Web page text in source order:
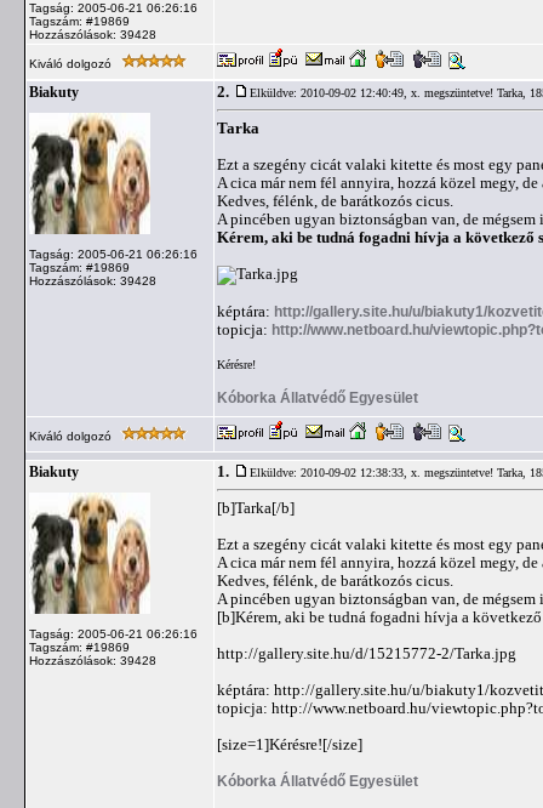
Tagság: 2005-06-21 06:26:16
Tagszám: #19869
Hozzászólások: 39428
Kiváló dolgozó
Biakuty
Tagság: 2005-06-21 06:26:16
Tagszám: #19869
Hozzászólások: 39428
2. Elküldve: 2010-09-02 12:40:49, x. megszüntetve! Tarka,
Tarka
Ezt a szegény cicát valaki kitette és most egy
A cica már nem fél annyira, hozzá közel megy,
Kedves, félénk, de barátkozós cicus.
A pincében ugyan biztonságban van, de mégsem
Kérem, aki be tudná fogadni hívja a következő
képtára: http://gallery.site.hu/u/biakuty1/
topicja: http://www.netboard.hu/
Kérésre!
Kóborka Állatvédő Egyesület
Kiváló dolgozó
Biakuty
Tagság: 2005-06-21 06:26:16
Tagszám: #19869
Hozzászólások: 39428
1. Elküldve: 2010-09-02 12:38:33, x. megszüntetve! Tarka,
[b]Tarka[/b]
Ezt a szegény cicát valaki kitette és most egy
A cica már nem fél annyira, hozzá közel megy,
Kedves, félénk, de barátkozós cicus.
A pincében ugyan biztonságban van, de mégsem
[b]Kérem, aki be tudná fogadni hívja a
http://gallery.site.hu/d/15215772-2/Tarka.jpg
képtára: http://gallery.site.hu/u/biakuty1/
topicja: http://www.netboard.hu/
[size=1]Kérésre![/size]
Kóborka Állatvédő Egyesület